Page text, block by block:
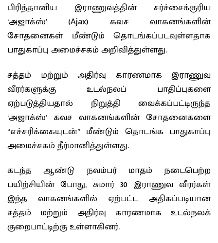
பிரித்தானிய இராணுவத்தின் சர்ச்சைக்குரிய
‘அஜாக்ஸ்’ (Ajax) கவச வாகனங்களின்
சோதனைகள் மீண்டும் தொடங்கப்படவுள்ளதாக
பாதுகாப்பு அமைச்சகம் அறிவித்துள்ளது.
சத்தம் மற்றும் அதிர்வு காரணமாக இராணுவ
வீரர்களுக்கு உடல்நலப் பாதிப்புகளை
ஏற்படுத்தியதால் நிறுத்தி வைக்கப்பட்டிருந்த
‘அஜாக்ஸ்’ கவச வாகனங்களின் சோதனைகளை
“எச்சரிக்கையுடன்” மீண்டும் தொடங்க பாதுகாப்பு
அமைச்சகம் தீர்மானித்துள்ளது.
கடந்த ஆண்டு நவம்பர் மாதம் நடைபெற்ற
பயிற்சியின் போது, சுமார் 30 இராணுவ வீரர்கள்
இந்த வாகனங்களில் ஏற்பட்ட அதிகப்படியான
சத்தம் மற்றும் அதிர்வு காரணமாக உடல்நலக்
குறைபாட்டிற்கு உள்ளாகினர்.